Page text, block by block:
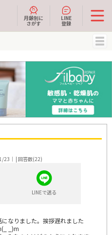
月齢別に
さがす
LINE
登録
23｜ | 回答数(22)
LINEで送る
なりました。挨拶遅れました
_)m